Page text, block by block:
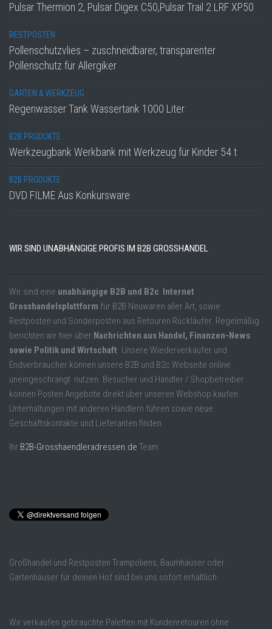
Pulsar Thermion 2, Pulsar Digex С50,Pulsar Trail 2 LRF XP50
RESTPOSTEN
Pollenschutzvlies – zuschneidbarer, transparenter
Pollenschutz für Allergiker
GARTEN & WERKZEUG
Regenwasser Tank Wassertank 1000 Liter
B2B PRODUKTE
Werkzeugbank Werkbank mit Werkzeug für Kinder 54 t
B2B PRODUKTE
DVD FILME Aus Konkursware
WIR SIND UNABHÄNGIGE PROFIS IM B2B GROSSHANDEL
Wir sind eine unabhängige B2B und B2c Internet
Grosshandelsplattform für B2B Neuwaren aller Art, sowie
Restposten und Sonderposten aus Retouren Rückläufer. Regelmäßig
berichten wir hier über Nachrichten aus Handel, Finanzen-News
sowie Politik und Wirtschaft. Unsere Wiederverkäufer und
Endverbraucher können unsere B2B und B2c Webseite online
uneingeschrängt nutzen. Besucher und Händler / Shopbetreiber
können Posten Angebote direkt über unseren Webshop kaufen.
Unterhaltungen mit anderen Händlern führen sowie neue
Geschäftskontakte und Lieferanten finden.
Ihr B2B-Grosshaendleradressen.de Team
Großhandel und Restposten Trampoliens, Baumhäuser oder
Gartenhäuser für deinen Hof sind bei uns sofort erhältlich.
Wir verkaufen gebrauchte Paletten mit Kundenretouren ohne